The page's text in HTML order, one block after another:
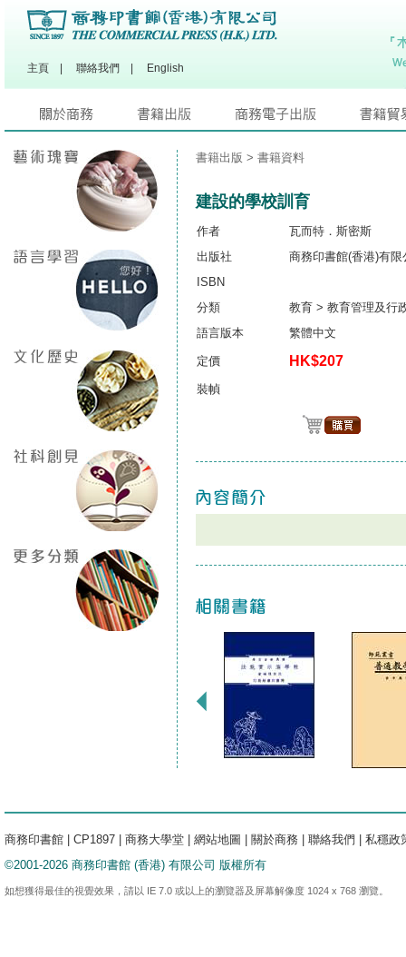
主頁 聯絡我們 English
書籍出版 > 書籍資料
建設的學校訓育
作者
瓦而特．斯密斯
出版社
商務印書館(香港)有限
ISBN
分類
教育 > 教育管理及行
語言版本
繁體中文
定價 HK$207
裝幀
商務印書館 CP1897 商務大學堂 網站地圖 關於商務 聯絡我們
私穩政
©2001-2026 商務印書館 (香港) 有限公司 版權所有
如想獲得最佳的視覺效果，請以 IE 7.0 或以上的瀏覽器及屏幕解像度 1024 x 768 瀏覽。